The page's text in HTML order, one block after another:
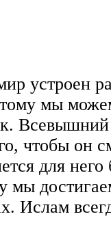
устроен
мы
чтобы он
для него
мы
Ислам